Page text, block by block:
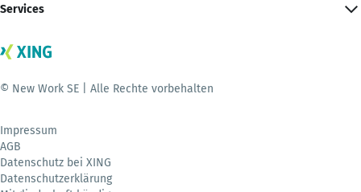
Services
© New Work SE | Alle Rechte vorbehalten
Impressum
AGB
Datenschutz bei XING
Datenschutzerklärung